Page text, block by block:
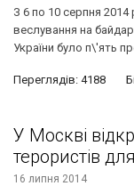
З 6 по 10 серпня
веслування на
України було п\'ять
Переглядів: 4188
У Москві
терористів
16 липня 2014